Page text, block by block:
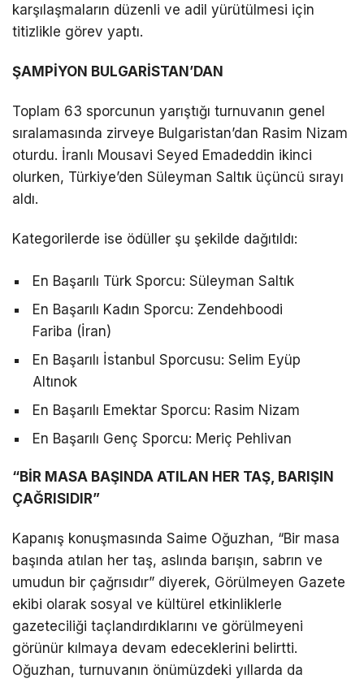
karşılaşmaların düzenli ve adil yürütülmesi için
titizlikle görev yaptı.
ŞAMPİYON BULGARİSTAN’DAN
Toplam 63 sporcunun yarıştığı turnuvanın genel
sıralamasında zirveye Bulgaristan’dan Rasim Nizam
oturdu. İranlı Mousavi Seyed Emadeddin ikinci
olurken, Türkiye’den Süleyman Saltık üçüncü sırayı
aldı.
Kategorilerde ise ödüller şu şekilde dağıtıldı:
En Başarılı Türk Sporcu: Süleyman Saltık
En Başarılı Kadın Sporcu: Zendehboodi
Fariba (İran)
En Başarılı İstanbul Sporcusu: Selim Eyüp
Altınok
En Başarılı Emektar Sporcu: Rasim Nizam
En Başarılı Genç Sporcu: Meriç Pehlivan
“BİR MASA BAŞINDA ATILAN HER TAŞ, BARIŞIN
ÇAĞRISIDIR”
Kapanış konuşmasında Saime Oğuzhan, “Bir masa
başında atılan her taş, aslında barışın, sabrın ve
umudun bir çağrısıdır” diyerek, Görülmeyen Gazete
ekibi olarak sosyal ve kültürel etkinliklerle
gazeteciliği taçlandırdıklarını ve görülmeyeni
görünür kılmaya devam edeceklerini belirtti.
Oğuzhan, turnuvanın önümüzdeki yıllarda da